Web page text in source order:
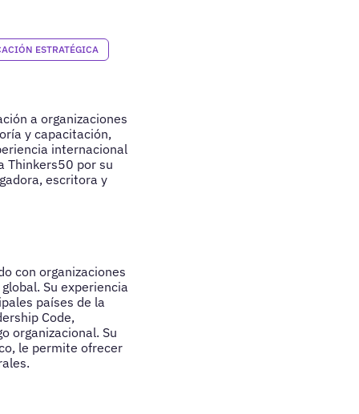
ESTRATÉGICA
a organizaciones
y capacitación,
internacional
Thinkers50 por su
escritora y
con organizaciones
Su experiencia
países de la
Code,
organizacional. Su
le permite ofrecer